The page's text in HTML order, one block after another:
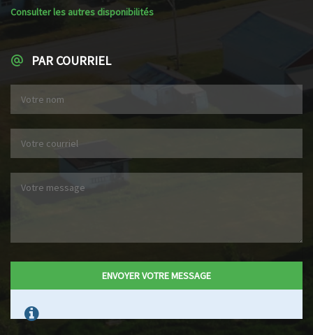
Consulter les autres disponibilités
PAR COURRIEL